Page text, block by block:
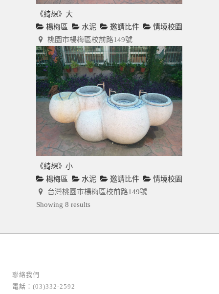
《綺想》大
楊梅區
水泥 邀請比件
情境校園
桃園市楊梅區校前路149號
《綺想》小
楊梅區
水泥 邀請比件
情境校園
台灣桃園市楊梅區校前路149號
Showing 8 results
聯絡我們
電話：(03)332-2592